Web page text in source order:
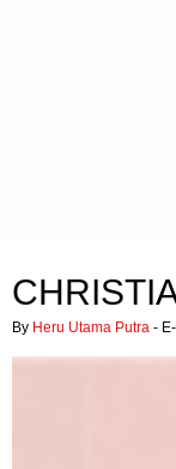
By Heru Utama Putra -